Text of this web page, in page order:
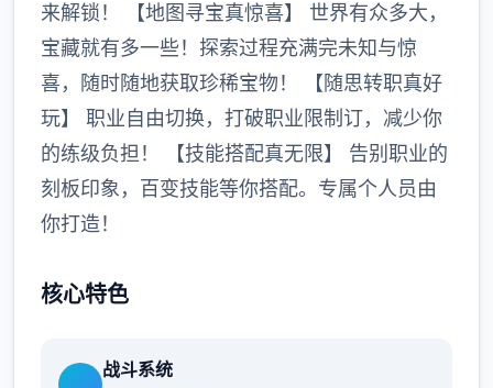
来解锁！ 【地图寻宝真惊喜】 世界有众多大，
宝藏就有多一些！探索过程充满完未知与惊
喜，随时随地获取珍稀宝物！ 【随思转职真好
玩】 职业自由切换，打破职业限制订，减少你
的练级负担！ 【技能搭配真无限】 告别职业的
刻板印象，百变技能等你搭配。专属个人员由
你打造！
核心特色
战斗系统